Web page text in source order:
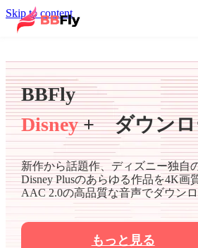
Skip to content
BBFly
Disney+ ダウンロ
新作から話題作、ディズニー独自
Disney Plusのあらゆる作品を4K画
AAC 2.0の高品質な音声でダウン
もっと見る